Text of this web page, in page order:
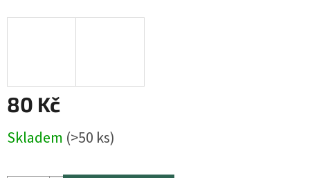
80 Kč
cena:
Skladem (>50 ks)